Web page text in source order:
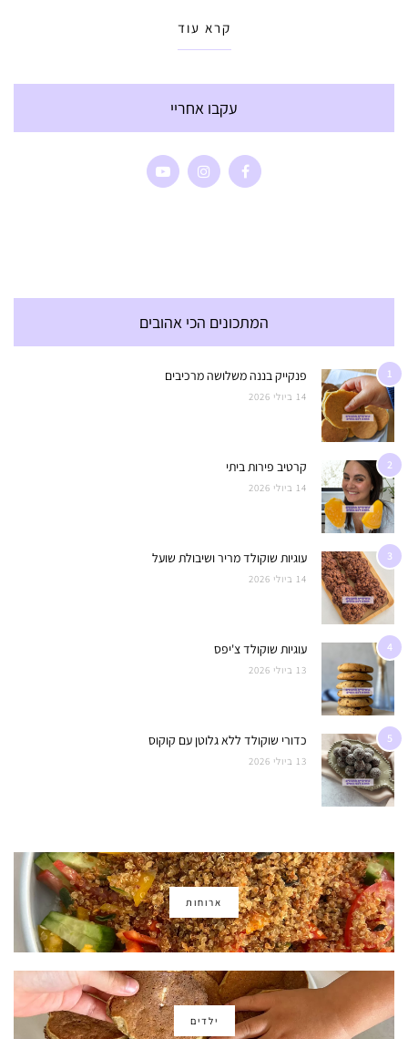
קרא עוד
עקבו אחריי
המתכונים הכי אהובים
1 פנקייק בננה משלושה מרכיבים
14 ביולי 2026
2 קרטיב פירות ביתי
14 ביולי 2026
3 עוגיות שוקולד מריר ושיבולת שועל
14 ביולי 2026
4 עוגיות שוקולד צ'יפס
13 ביולי 2026
5 כדורי שוקולד ללא גלוטן עם קוקוס
13 ביולי 2026
ארוחות
ילדים